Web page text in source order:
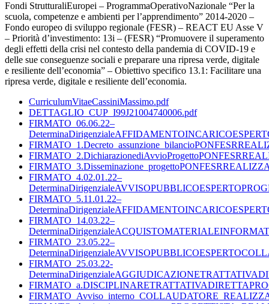
Fondi StrutturaliEuropei – ProgrammaOperativoNazionale “Per la
scuola, competenze e ambienti per l’apprendimento” 2014-2020 –
Fondo europeo di sviluppo regionale (FESR) – REACT EU Asse V
– Priorità d’investimento: 13i – (FESR) “Promuovere il superamento
degli effetti della crisi nel contesto della pandemia di COVID-19 e
delle sue conseguenze sociali e preparare una ripresa verde, digitale
e resiliente dell’economia” – Obiettivo specifico 13.1: Facilitare una
ripresa verde, digitale e resiliente dell’economia.
CurriculumVitaeCassiniMassimo.pdf
DETTAGLIO_CUP_I99J21004740006.pdf
FIRMATO_06.06.22–
FIRMATO_4.02.01.22–
FIRMATO_5.11.01.22–
FIRMATO_14.03.22–
FIRMATO_23.05.22–
FIRMATO_25.03.22-